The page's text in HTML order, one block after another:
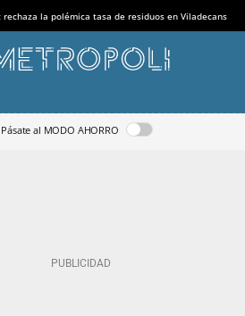
rechaza la polémica tasa de residuos en Viladecans
Pásate al MODO AHORRO